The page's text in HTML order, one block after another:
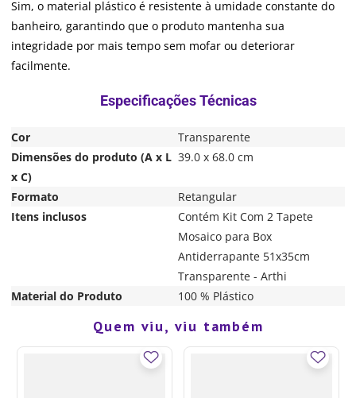
Sim, o material plástico é resistente à umidade constante do
banheiro, garantindo que o produto mantenha sua
integridade por mais tempo sem mofar ou deteriorar
facilmente.
Cor
Transparente
Dimensões do produto (A x L
x C)
39.0 x 68.0 cm
Formato
Retangular
Itens inclusos
Contém Kit Com 2 Tapete
Mosaico para Box
Antiderrapante 51x35cm
Transparente - Arthi
Material do Produto
100 % Plástico
Quem viu, viu também